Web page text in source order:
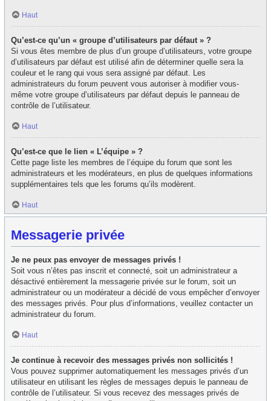
Haut
Qu’est-ce qu’un « groupe d’utilisateurs par défaut » ?
Si vous êtes membre de plus d’un groupe d’utilisateurs, votre groupe
d’utilisateurs par défaut est utilisé afin de déterminer quelle sera la
couleur et le rang qui vous sera assigné par défaut. Les
administrateurs du forum peuvent vous autoriser à modifier vous-
même votre groupe d’utilisateurs par défaut depuis le panneau de
contrôle de l’utilisateur.
Haut
Qu’est-ce que le lien « L’équipe » ?
Cette page liste les membres de l’équipe du forum que sont les
administrateurs et les modérateurs, en plus de quelques informations
supplémentaires tels que les forums qu’ils modèrent.
Haut
Messagerie privée
Je ne peux pas envoyer de messages privés !
Soit vous n’êtes pas inscrit et connecté, soit un administrateur a
désactivé entièrement la messagerie privée sur le forum, soit un
administrateur ou un modérateur a décidé de vous empêcher d’envoyer
des messages privés. Pour plus d’informations, veuillez contacter un
administrateur du forum.
Haut
Je continue à recevoir des messages privés non sollicités !
Vous pouvez supprimer automatiquement les messages privés d’un
utilisateur en utilisant les règles de messages depuis le panneau de
contrôle de l’utilisateur. Si vous recevez des messages privés de